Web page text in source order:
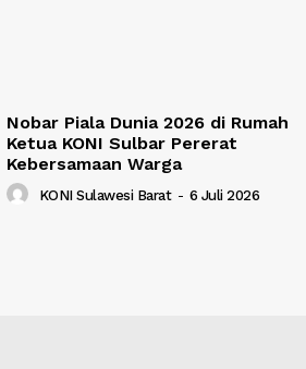
Nobar Piala Dunia 2026 di Rumah
Ketua KONI Sulbar Pererat
Kebersamaan Warga
KONI Sulawesi Barat - 6 Juli 2026